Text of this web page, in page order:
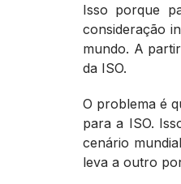
Isso porque
consideração
mundo. A
da ISO.
O problema é
para a ISO.
cenário
leva a outro